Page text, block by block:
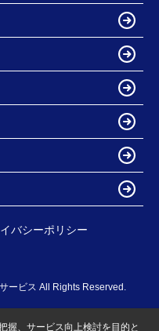
バシーポリシー
ービス All Rights Reserved.
握、サービス向上検討を目的と